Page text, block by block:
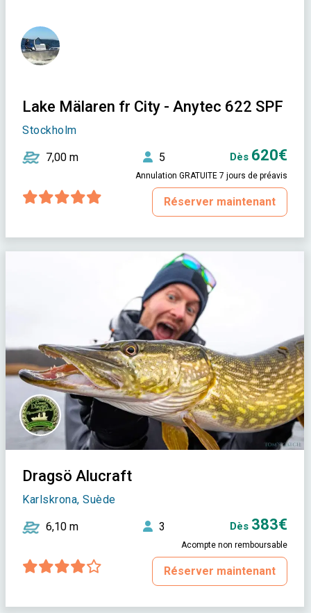
Lake Mälaren fr City - Anytec 622 SPF
Stockholm
7,00 m 5 Dès 620€
Annulation GRATUITE 7 jours de préavis
Réserver maintenant
Dragsö Alucraft
Karlskrona, Suède
6,10 m 3 Dès 383€
Acompte non remboursable
Réserver maintenant